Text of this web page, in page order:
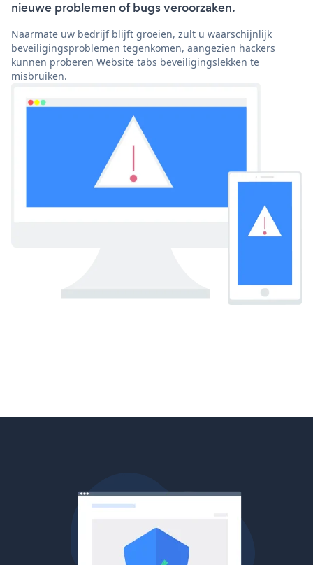
nieuwe problemen of bugs veroorzaken.
Naarmate uw bedrijf blijft groeien, zult u waarschijnlijk
beveiligingsproblemen tegenkomen, aangezien hackers
kunnen proberen Website tabs beveiligingslekken te
misbruiken.